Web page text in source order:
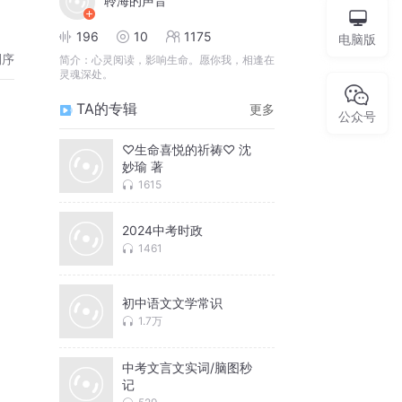
196 10 1175
简介： 心灵阅读，影响生命。愿你我，相逢在
灵魂深处。
TA的专辑 更多
♡生命喜悦的祈祷♡ 沈
妙瑜 著
1615
2024中考时政
1461
初中语文文学常识
1.7万
中考文言文实词/脑图秒
记
电脑版
公众号